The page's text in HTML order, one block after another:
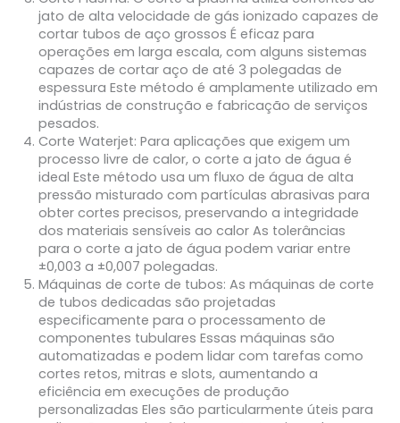
jato de alta velocidade de gás ionizado capazes de
cortar tubos de aço grossos É eficaz para
operações em larga escala, com alguns sistemas
capazes de cortar aço de até 3 polegadas de
espessura Este método é amplamente utilizado em
indústrias de construção e fabricação de serviços
pesados.
Corte Waterjet: Para aplicações que exigem um
processo livre de calor, o corte a jato de água é
ideal Este método usa um fluxo de água de alta
pressão misturado com partículas abrasivas para
obter cortes precisos, preservando a integridade
dos materiais sensíveis ao calor As tolerâncias
para o corte a jato de água podem variar entre
±0,003 a ±0,007 polegadas.
Máquinas de corte de tubos: As máquinas de corte
de tubos dedicadas são projetadas
especificamente para o processamento de
componentes tubulares Essas máquinas são
automatizadas e podem lidar com tarefas como
cortes retos, mitras e slots, aumentando a
eficiência em execuções de produção
personalizadas Eles são particularmente úteis para